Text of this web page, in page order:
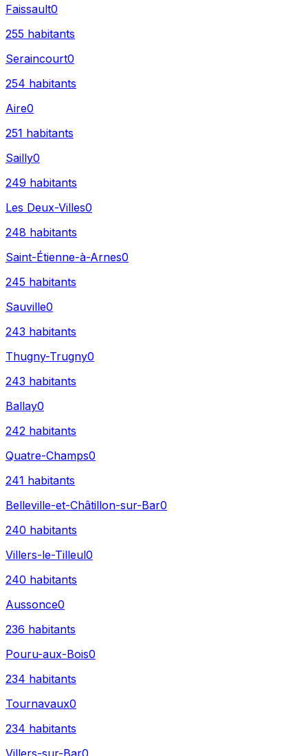
Faissault0
255 habitants
Seraincourt0
254 habitants
Aire0
251 habitants
Sailly0
249 habitants
Les Deux-Villes0
248 habitants
Saint-Étienne-à-Arnes0
245 habitants
Sauville0
243 habitants
Thugny-Trugny0
243 habitants
Ballay0
242 habitants
Quatre-Champs0
241 habitants
Belleville-et-Châtillon-sur-Bar0
240 habitants
Villers-le-Tilleul0
240 habitants
Aussonce0
236 habitants
Pouru-aux-Bois0
234 habitants
Tournavaux0
234 habitants